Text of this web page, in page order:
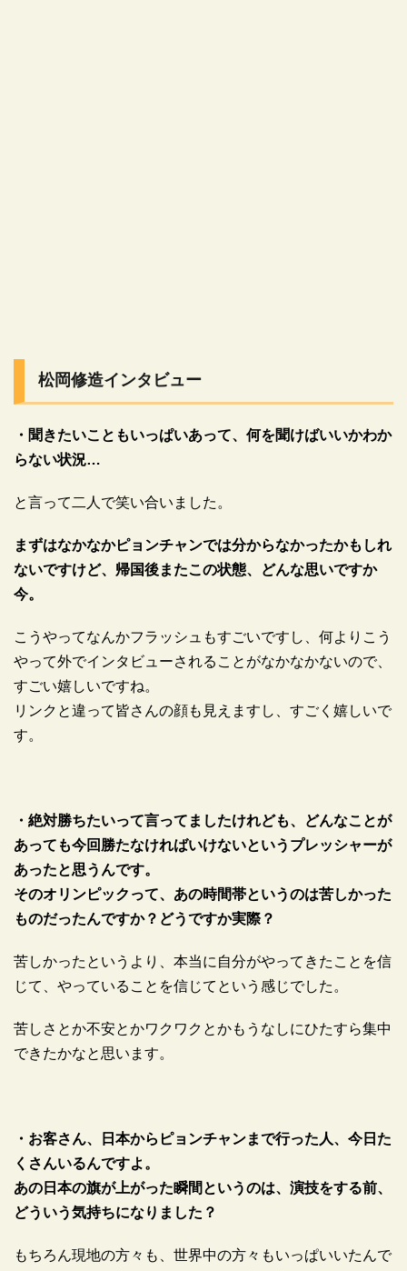
松岡修造インタビュー
・聞きたいこともいっぱいあって、何を聞けばいいかわか
らない状況…
と言って二人で笑い合いました。
まずはなかなかピョンチャンでは分からなかったかもしれ
ないですけど、帰国後またこの状態、どんな思いですか
今。
こうやってなんかフラッシュもすごいですし、何よりこう
やって外でインタビューされることがなかなかないので、
すごい嬉しいですね。
リンクと違って皆さんの顔も見えますし、すごく嬉しいで
す。
・絶対勝ちたいって言ってましたけれども、どんなことが
あっても今回勝たなければいけないというプレッシャーが
あったと思うんです。
そのオリンピックって、あの時間帯というのは苦しかった
ものだったんですか？どうですか実際？
苦しかったというより、本当に自分がやってきたことを信
じて、やっていることを信じてという感じでした。
苦しさとか不安とかワクワクとかもうなしにひたすら集中
できたかなと思います。
・お客さん、日本からピョンチャンまで行った人、今日た
くさんいるんですよ。
あの日本の旗が上がった瞬間というのは、演技をする前、
どういう気持ちになりました？
もちろん現地の方々も、世界中の方々もいっぱいいたんで